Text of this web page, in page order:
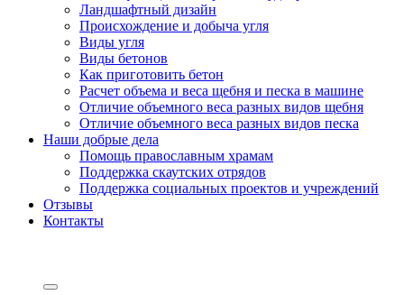
Ландшафтный дизайн
Происхождение и добыча угля
Виды угля
Виды бетонов
Как приготовить бетон
Расчет объема и веса щебня и песка в машине
Отличие объемного веса разных видов щебня
Отличие объемного веса разных видов песка
Наши добрые дела
Помощь православным храмам
Поддержка скаутских отрядов
Поддержка социальных проектов и учреждений
Отзывы
Контакты